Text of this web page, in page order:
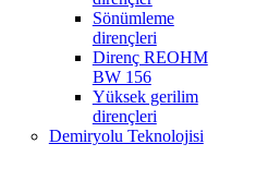
Sönümleme
dirençleri
Direnç REOHM
BW 156
Yüksek gerilim
dirençleri
Demiryolu Teknolojisi